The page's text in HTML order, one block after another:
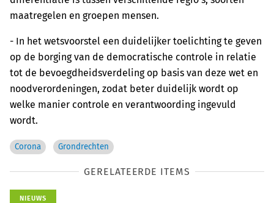
maatregelen en groepen mensen.
- In het wetsvoorstel een duidelijker toelichting te geven
op de borging van de democratische controle in relatie
tot de bevoegdheidsverdeling op basis van deze wet en
noodverordeningen, zodat beter duidelijk wordt op
welke manier controle en verantwoording ingevuld
wordt.
Corona Grondrechten
GERELATEERDE ITEMS
NIEUWS